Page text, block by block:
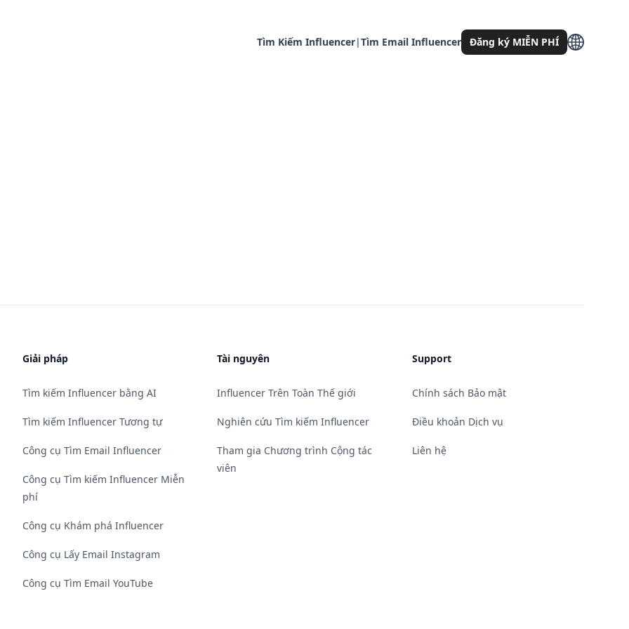
Tìm Kiếm Influencer|Tìm Email Influencer Đăng ký MIỄN PHÍ
Giải pháp
Tìm kiếm Influencer bằng AI
Tìm kiếm Influencer Tương tự
Công cụ Tìm Email Influencer
Công cụ Tìm kiếm Influencer Miễn
phí
Công cụ Khám phá Influencer
Công cụ Lấy Email Instagram
Công cụ Tìm Email YouTube
Tài nguyên
Influencer Trên Toàn Thế giới
Nghiên cứu Tìm kiếm Influencer
Tham gia Chương trình Cộng tác
viên
Support
Chính sách Bảo mật
Điều khoản Dịch vụ
Liên hệ